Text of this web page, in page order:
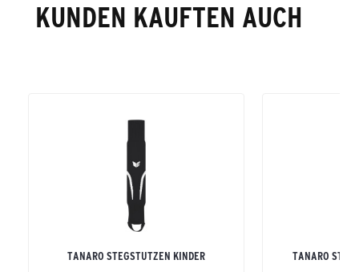
KUNDEN KAUFTEN AUCH
TANARO STEGSTUTZEN KINDER TANARO